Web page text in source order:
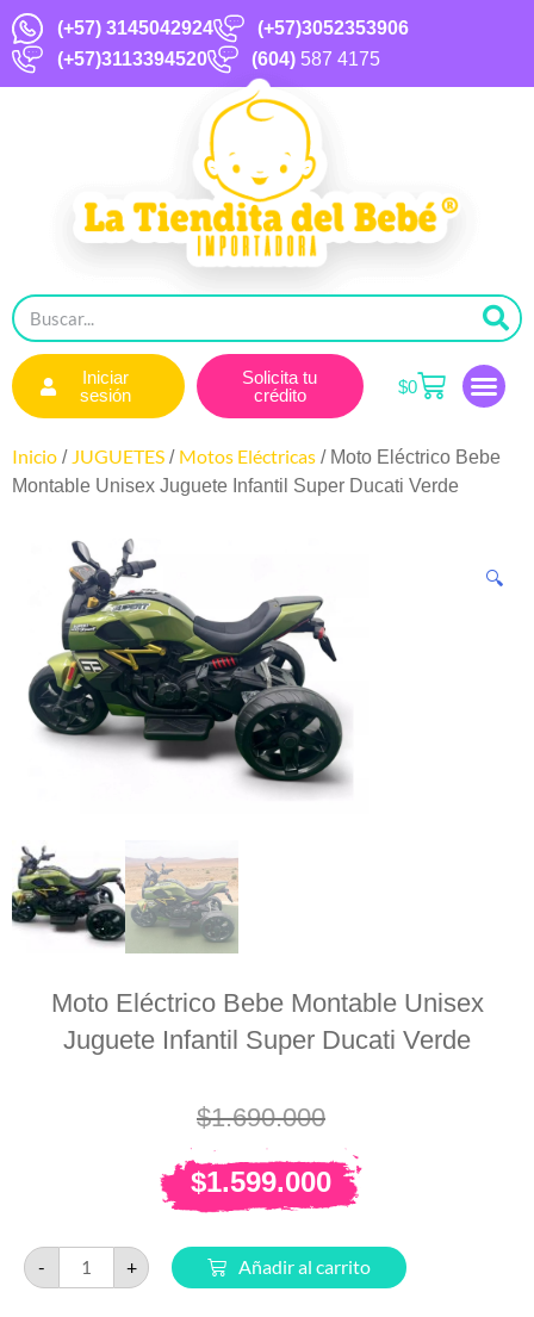
(+57) 3145042924
(+57)3052353906
(+57)3113394520
(604) 587 4175
Iniciar
sesión
Solicita tu
crédito
$0
Inicio / JUGUETES / Motos Eléctricas / Moto Eléctrico Bebe
Montable Unisex Juguete Infantil Super Ducati Verde
🔍
Moto Eléctrico Bebe Montable Unisex
Juguete Infantil Super Ducati Verde
$1.690.000
$1.599.000
- + Añadir al carrito